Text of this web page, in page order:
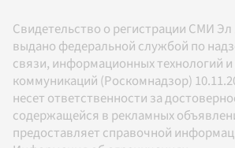
Свидетельство о регистрации СМИ
выдано федеральной службой по
связи, информационных технологий
коммуникаций (Роскомнадзор)
несет ответственности за
содержащейся в рекламных
предоставляет справочной